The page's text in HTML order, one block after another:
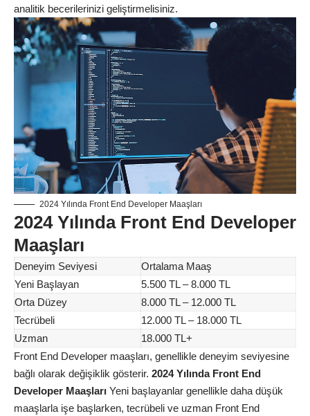
analitik becerilerinizi geliştirmelisiniz.
2024 Yılında Front End Developer Maaşları
2024 Yılında Front End Developer
Maaşları
Deneyim Seviyesi
Ortalama Maaş
Yeni Başlayan
5.500 TL – 8.000 TL
Orta Düzey
8.000 TL – 12.000 TL
Tecrübeli
12.000 TL – 18.000 TL
Uzman
18.000 TL+
Front End Developer maaşları, genellikle deneyim seviyesine
bağlı olarak değişiklik gösterir. 2024 Yılında Front End
Developer Maaşları Yeni başlayanlar genellikle daha düşük
maaşlarla işe başlarken, tecrübeli ve uzman Front End